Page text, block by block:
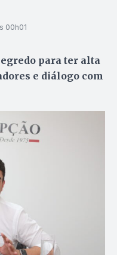
00h01
para ter alta
e diálogo com